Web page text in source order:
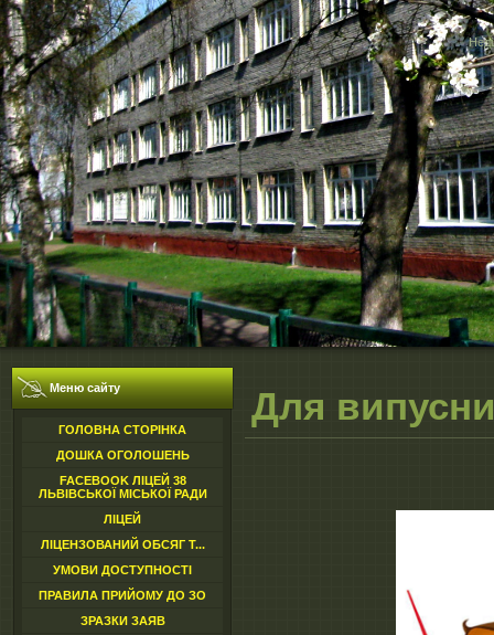
Меню сайту
ГОЛОВНА СТОРІНКА
ДОШКА ОГОЛОШЕНЬ
FACEBOOK ЛІЦЕЙ 38
ЛЬВІВСЬКОЇ МІСЬКОЇ РАДИ
ЛІЦЕЙ
ЛІЦЕНЗОВАНИЙ ОБСЯГ Т...
УМОВИ ДОСТУПНОСТІ
ПРАВИЛА ПРИЙОМУ ДО ЗО
ЗРАЗКИ ЗАЯВ
Для